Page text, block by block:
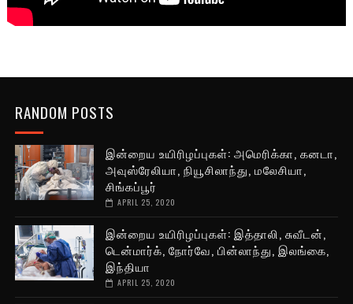
RANDOM POSTS
இன்றைய உயிரிழப்புகள்: அமெரிக்கா, கனடா,
அவுஸ்ரேலியா, நியூசிலாந்து, மலேசியா,
சிங்கப்பூர்
APRIL 25, 2020
இன்றைய உயிரிழப்புகள்: இத்தாலி, சுவீடன்,
டென்மார்க், நோர்வே, பின்லாந்து, இலங்கை,
இந்தியா
APRIL 25, 2020